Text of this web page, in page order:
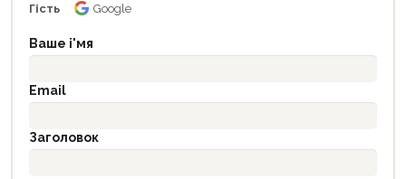
Гість Google
Ваше і'мя
Email
Заголовок